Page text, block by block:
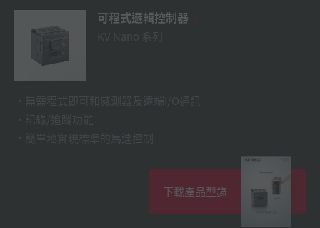
可程式邏輯控制器
下載產品型錄